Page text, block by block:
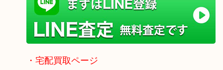
・宅配買取ページ